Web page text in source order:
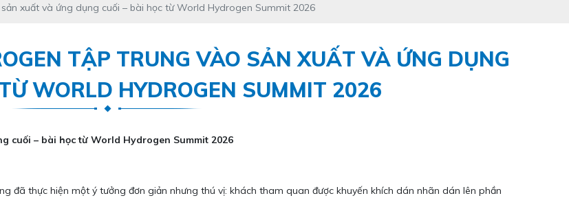
xuất và ứng dụng cuối – bài học từ World Hydrogen Summit 2026
TẬP TRUNG VÀO SẢN XUẤT VÀ ỨNG DỤNG
WORLD HYDROGEN SUMMIT 2026
cuối – bài học từ World Hydrogen Summit 2026
đã thực hiện một ý tưởng đơn giản nhưng thú vị: khách tham quan được khuyến khích dán nhãn dán lên phần